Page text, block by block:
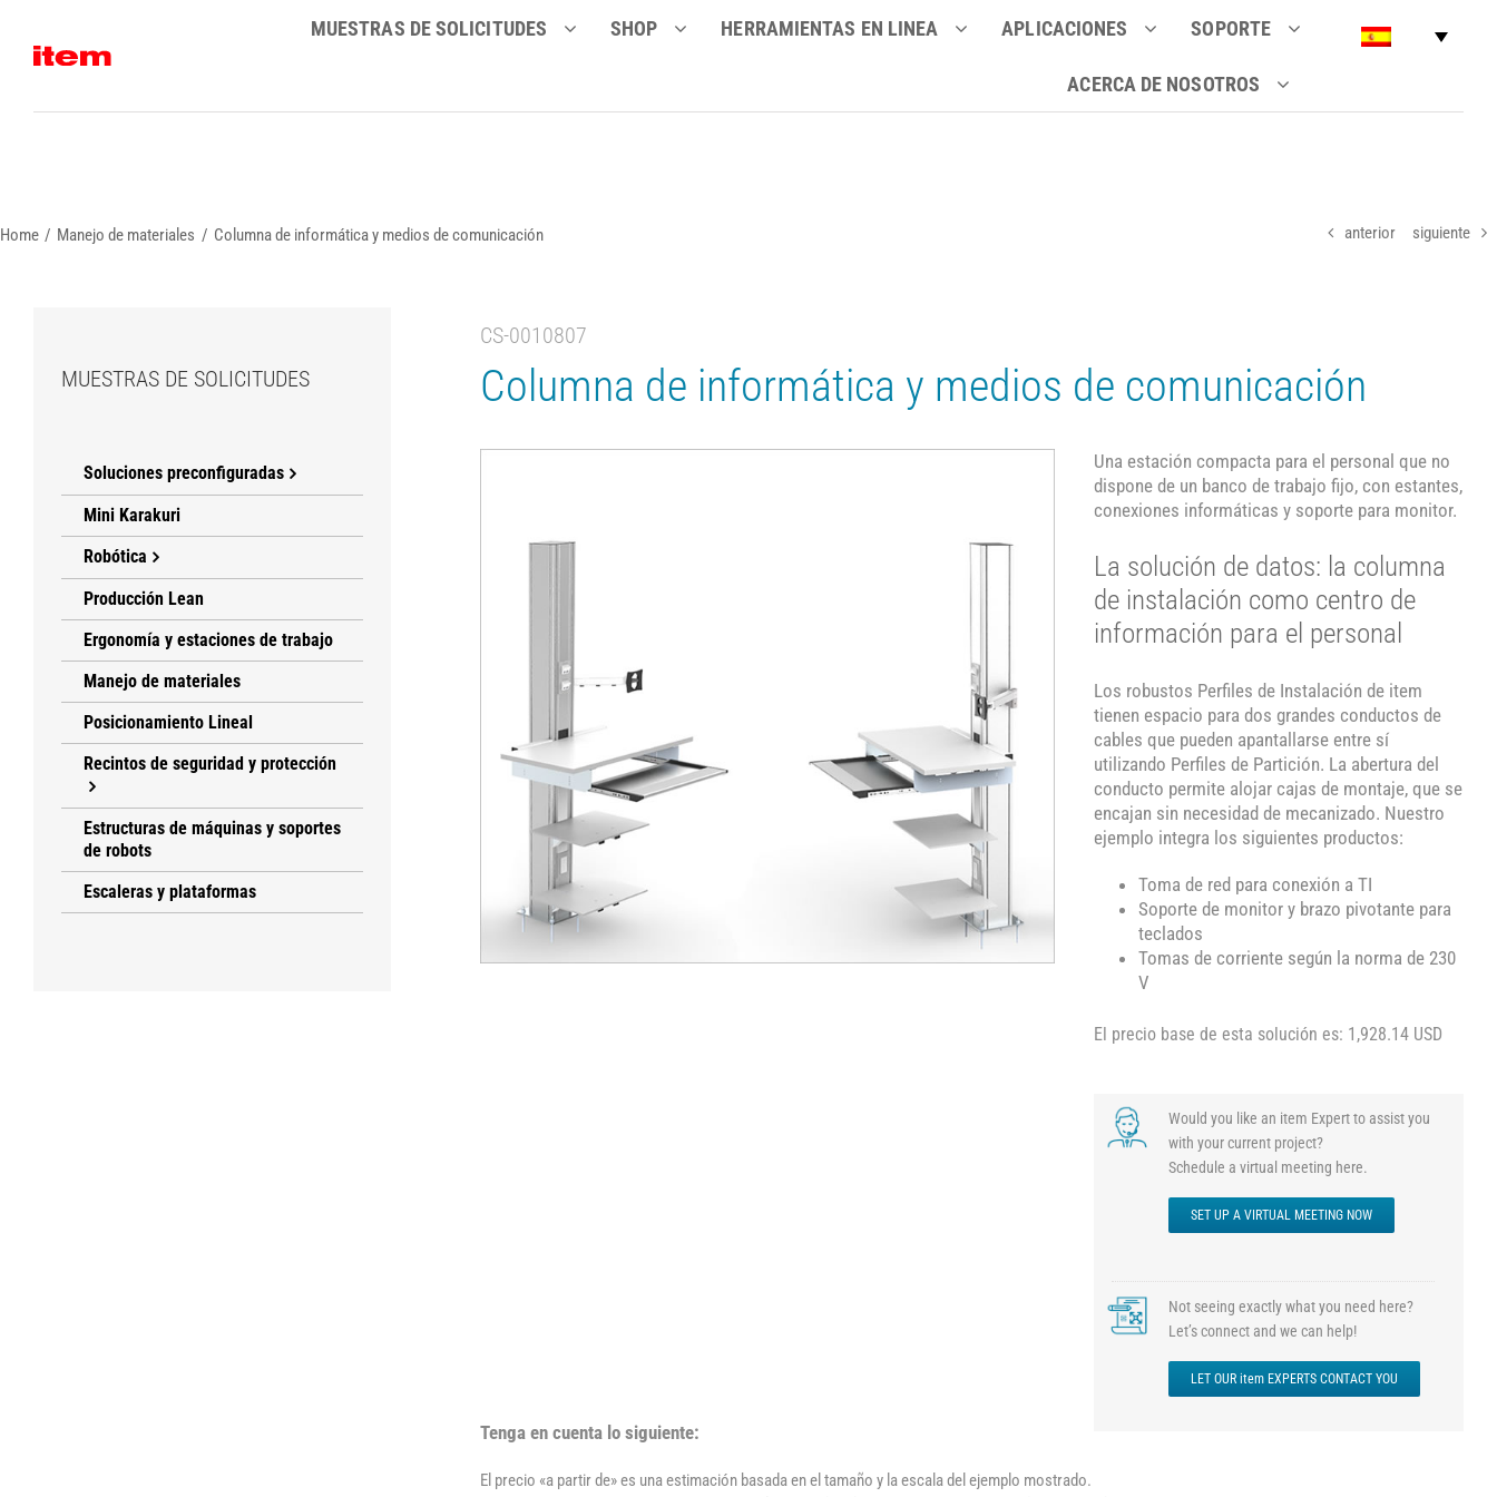
content
MUESTRAS DE SOLICITUDES SHOP HERRAMIENTAS EN LINEA APLICACIONES SOPORTE
ACERCA DE NOSOTROS
Home Manejo de materiales Columna de informática y medios de comunicación anterior siguiente
CS-0010807
Columna de informática y medios de comunicación
Una estación compacta para el personal que no
dispone de un banco de trabajo fijo, con estantes,
conexiones informáticas y soporte para monitor.
La solución de datos: la columna
de instalación como centro de
información para el personal
Los robustos Perfiles de Instalación de item
tienen espacio para dos grandes conductos de
cables que pueden apantallarse entre sí
utilizando Perfiles de Partición. La abertura del
conducto permite alojar cajas de montaje, que se
encajan sin necesidad de mecanizado. Nuestro
ejemplo integra los siguientes productos:
Toma de red para conexión a TI
Soporte de monitor y brazo pivotante para
teclados
Tomas de corriente según la norma de 230
V
El precio base de esta solución es: 1,928.14 USD
Would you like an item Expert to assist you
with your current project?
Schedule a virtual meeting here.
SET UP A VIRTUAL MEETING NOW
Not seeing exactly what you need here?
Let’s connect and we can help!
LET OUR item EXPERTS CONTACT YOU
Tenga en cuenta lo siguiente:
El precio «a partir de» es una estimación basada en el tamaño y la escala del ejemplo mostrado.
MUESTRAS DE SOLICITUDES
Soluciones preconfiguradas
Mini Karakuri
Robótica
Producción Lean
Ergonomía y estaciones de trabajo
Manejo de materiales
Posicionamiento Lineal
Recintos de seguridad y protección
Estructuras de máquinas y soportes
de robots
Escaleras y plataformas